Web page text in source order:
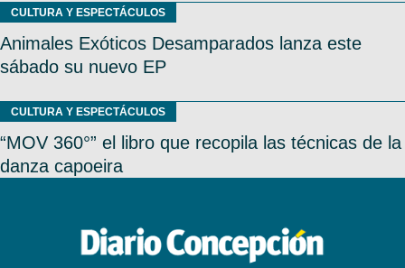
CULTURA Y ESPECTÁCULOS
Animales Exóticos Desamparados lanza este
sábado su nuevo EP
CULTURA Y ESPECTÁCULOS
“MOV 360°” el libro que recopila las técnicas de la
danza capoeira